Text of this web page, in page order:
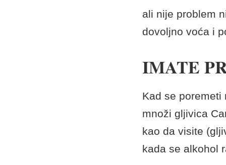
ali nije problem
dovoljno voća i
IMATE
Kad se poremeti
množi gljivica
kao da visite
kada se alkohol